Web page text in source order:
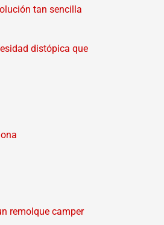
tan sencilla
distópica que
remolque camper